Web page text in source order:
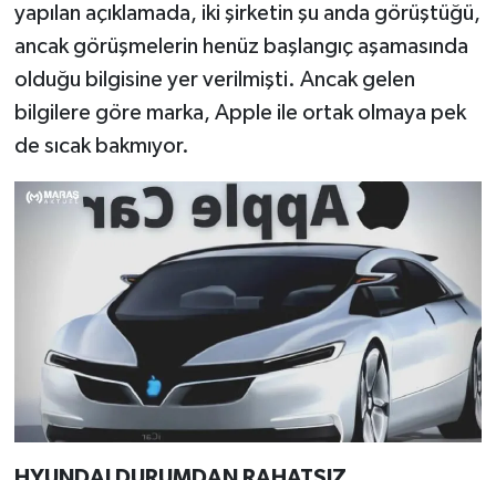
yapılan açıklamada, iki şirketin şu anda görüştüğü,
ancak görüşmelerin henüz başlangıç aşamasında
olduğu bilgisine yer verilmişti. Ancak gelen
bilgilere göre marka, Apple ile ortak olmaya pek
de sıcak bakmıyor.